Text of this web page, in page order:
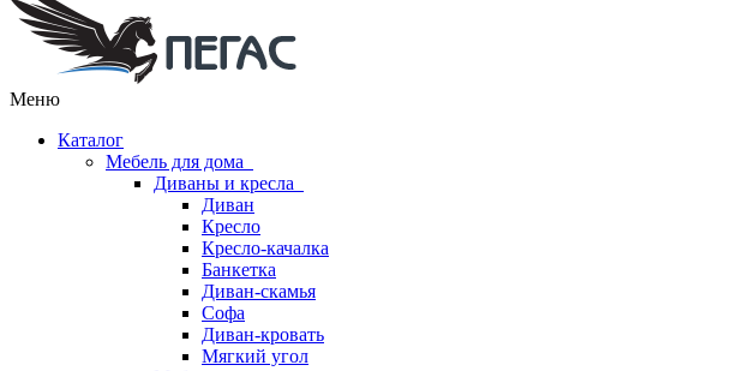
Меню
Каталог
Мебель для дома
Диваны и кресла
Диван
Кресло
Кресло-качалка
Банкетка
Диван-скамья
Софа
Диван-кровать
Мягкий угол